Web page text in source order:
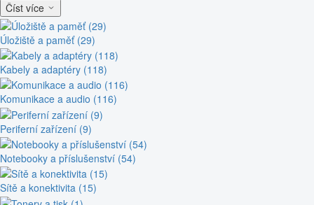
Číst více
Úložiště a paměť (29)
Kabely a adaptéry (118)
Komunikace a audio (116)
Periferní zařízení (9)
Notebooky a příslušenství (54)
Sítě a konektivita (15)